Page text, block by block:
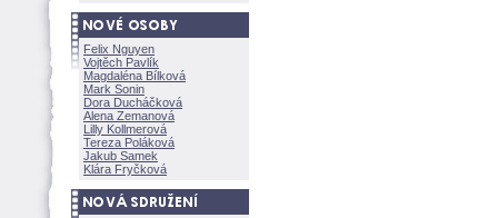
Felix Nguyen
Vojtěch Pavlík
Magdaléna Bílkov
Mark Sonin
Dora Ducháčkov
Alena Zemanov
Lilly Kollmerov
Tereza Polákov
Jakub Samek
Klára Fryčkov